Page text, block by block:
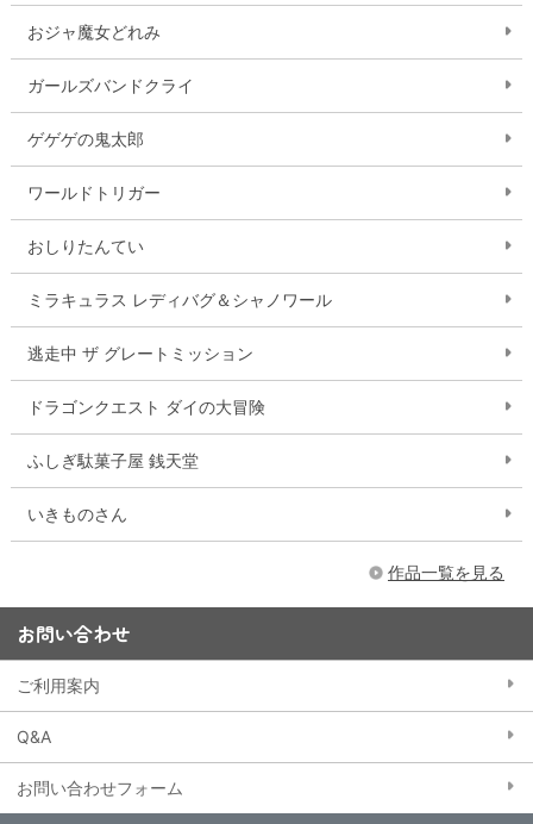
おジャ魔女どれみ
ガールズバンドクライ
ゲゲゲの鬼太郎
ワールドトリガー
おしりたんてい
ミラキュラス レディバグ＆シャノワール
逃走中 ザ グレートミッション
ドラゴンクエスト ダイの大冒険
ふしぎ駄菓子屋 銭天堂
いきものさん
作品一覧を見る
お問い合わせ
ご利用案内
Q&A
お問い合わせフォーム